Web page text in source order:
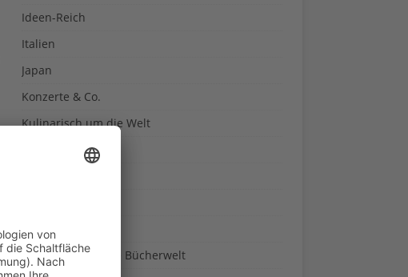
Ideen-Reich
Italien
Japan
Konzerte & Co.
Kulinarisch um die Welt
Lexikon
Litera-Türen in die Bücherwelt